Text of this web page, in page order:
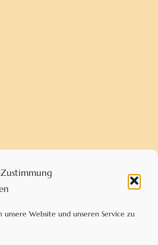
unsere Website und unseren Service zu